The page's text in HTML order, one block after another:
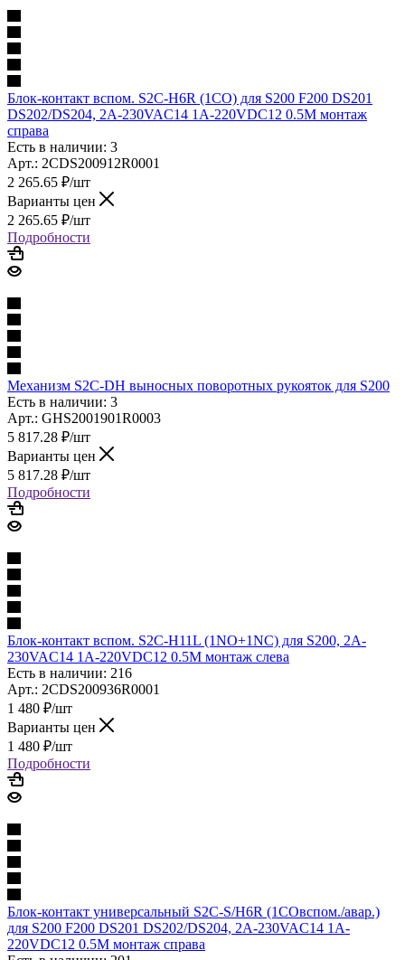
Блок-контакт вспом. S2C-H6R (1CO) для S200 F200 DS201
DS202/DS204, 2A-230VAC14 1A-220VDC12 0.5M монтаж
справа
Есть в наличии: 3
Арт.: 2CDS200912R0001
2 265.65 ₽/шт
Варианты цен
2 265.65 ₽/шт
Подробности
Механизм S2C-DH выносных поворотных рукояток для S200
Есть в наличии: 3
Арт.: GHS2001901R0003
5 817.28 ₽/шт
Варианты цен
5 817.28 ₽/шт
Подробности
Блок-контакт вспом. S2C-H11L (1NO+1NC) для S200, 2A-
230VAC14 1A-220VDC12 0.5M монтаж слева
Есть в наличии: 216
Арт.: 2CDS200936R0001
1 480 ₽/шт
Варианты цен
1 480 ₽/шт
Подробности
Блок-контакт универсальный S2C-S/H6R (1COвспом./авар.)
для S200 F200 DS201 DS202/DS204, 2A-230VAC14 1A-
220VDC12 0.5M монтаж справа